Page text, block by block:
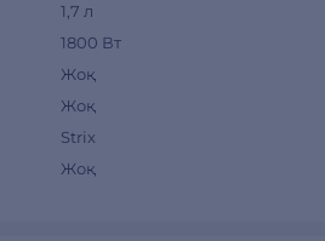
1,7 л
1800 Вт
Жоқ
Жоқ
Strix
Жоқ